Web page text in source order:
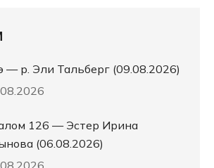
— р. Эли Тальберг (09.08.2026)
126 — Эстер Ирина
(06.08.2026)